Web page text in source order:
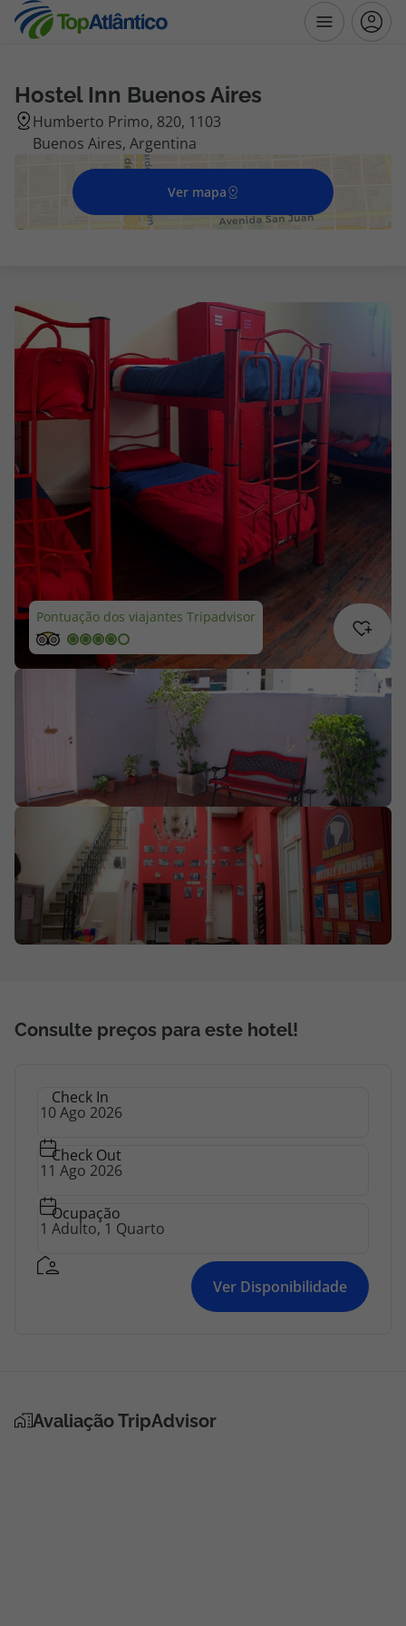
Destinos
Voos
Disneyland ® Paris
Escapadinhas
Promoções
Especialistas
Cheque Viagem
Rede de Lojas
Blog TopViagens
Área de Cliente
Contactos
Apoio ao cliente em Portugal
Apoio ao cliente no Estrangeiro
A sua agência de viagens Top Atlântico tem a preocupação de estar
sempre mais perto de si, para maior comodidade e total facilidade
center a funcionar todos os dias úteis das 10:00 às 20:00 e Sábado
das 10:00 às 14:00.
topatlantico@topatlantico.com
Hostel Inn Buenos Aires
Humberto Primo, 820, 1103
Buenos Aires, Argentina
Ver mapa
Pontuação dos viajantes Tripadvisor
Consulte preços para este hotel!
Check In
Check Out
Ocupação
Ver Disponibilidade
Avaliação TripAdvisor